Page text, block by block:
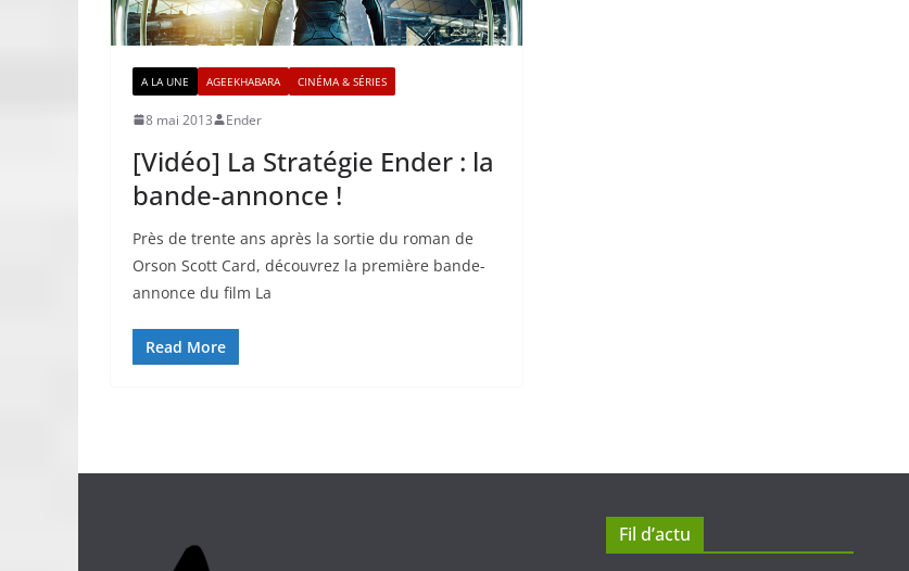
A LA UNE AGEEKHABARA CINÉMA & SÉRIES
8 mai 2013 Ender
[Vidéo] La Stratégie Ender : la
bande-annonce !
Près de trente ans après la sortie du roman de
Orson Scott Card, découvrez la première bande-
annonce du film La
Read More
Fil d’actu